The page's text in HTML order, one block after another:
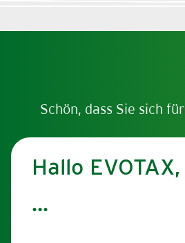
Schön, dass Sie sich
Hallo EVOTAX,